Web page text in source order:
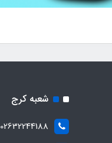
شعبه کرج
02632244188